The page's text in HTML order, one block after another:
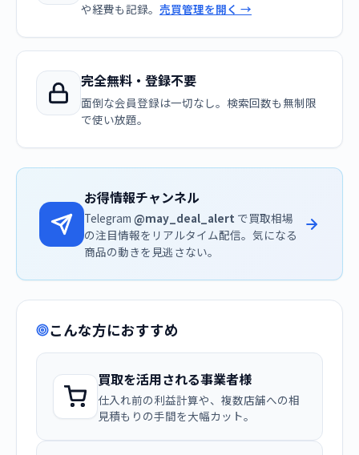
や経費も記録。 売買管理を開く →
完全無料・登録不要
面倒な会員登録は一切なし。検索回数も無制限
で使い放題。
お得情報チャンネル
Telegram @may_deal_alert で買取相場
の注目情報をリアルタイム配信。気になる
商品の動きを見逃さない。
こんな方におすすめ
買取を活用される事業者様
仕入れ前の利益計算や、複数店舗への相
見積もりの手間を大幅カット。